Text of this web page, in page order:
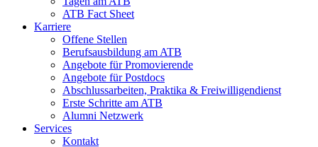
ATB Fact Sheet
Karriere
Offene Stellen
Berufsausbildung am ATB
Angebote für Promovierende
Angebote für Postdocs
Abschlussarbeiten, Praktika & Freiwilligendienst
Erste Schritte am ATB
Alumni Netzwerk
Services
Kontakt